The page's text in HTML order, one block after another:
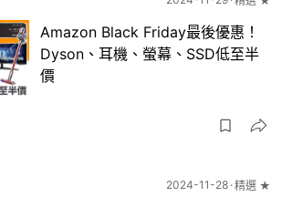
Amazon Black Friday最後優惠！
Dyson、耳機、螢幕、SSD低至半
價
2024-11-28 精選 ★